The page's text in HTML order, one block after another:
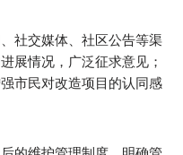
社交媒体、社区公告等渠
展情况，广泛征求意见；
市民对改造项目的认同感